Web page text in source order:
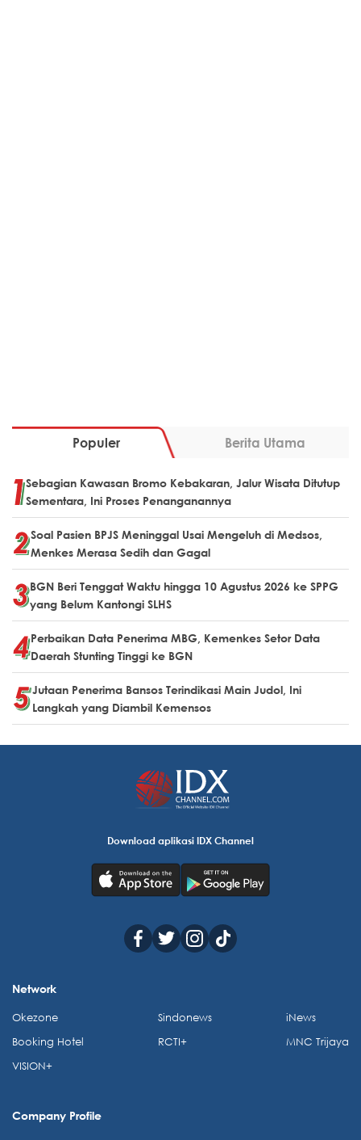
Populer Berita Utama
Sebagian Kawasan Bromo Kebakaran, Jalur Wisata Ditutup
Sementara, Ini Proses Penanganannya
Soal Pasien BPJS Meninggal Usai Mengeluh di Medsos,
Menkes Merasa Sedih dan Gagal
BGN Beri Tenggat Waktu hingga 10 Agustus 2026 ke SPPG
yang Belum Kantongi SLHS
Perbaikan Data Penerima MBG, Kemenkes Setor Data
Daerah Stunting Tinggi ke BGN
Jutaan Penerima Bansos Terindikasi Main Judol, Ini
Langkah yang Diambil Kemensos
Download aplikasi IDX Channel
Network
Okezone
Booking Hotel
VISION+
Sindonews
RCTI+
iNews
MNC Trijaya
Company Profile